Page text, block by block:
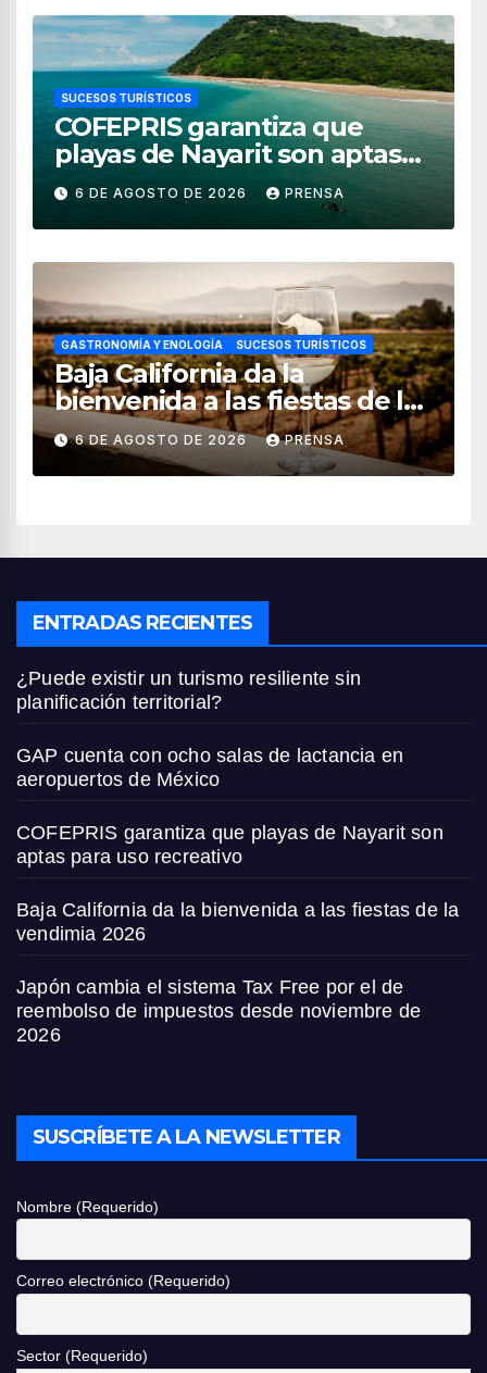
SUCESOS TURÍSTICOS
COFEPRIS garantiza que
playas de Nayarit son aptas
para uso recreativo
6 DE AGOSTO DE 2026 PRENSA
GASTRONOMÍA Y ENOLOGÍA SUCESOS TURÍSTICOS
Baja California da la
bienvenida a las fiestas de la
vendimia 2026
6 DE AGOSTO DE 2026 PRENSA
ENTRADAS RECIENTES
¿Puede existir un turismo resiliente sin
planificación territorial?
GAP cuenta con ocho salas de lactancia en
aeropuertos de México
COFEPRIS garantiza que playas de Nayarit son
aptas para uso recreativo
Baja California da la bienvenida a las fiestas de la
vendimia 2026
Japón cambia el sistema Tax Free por el de
reembolso de impuestos desde noviembre de
2026
SUSCRÍBETE A LA NEWSLETTER
Nombre (Requerido)
Correo electrónico (Requerido)
Sector (Requerido)